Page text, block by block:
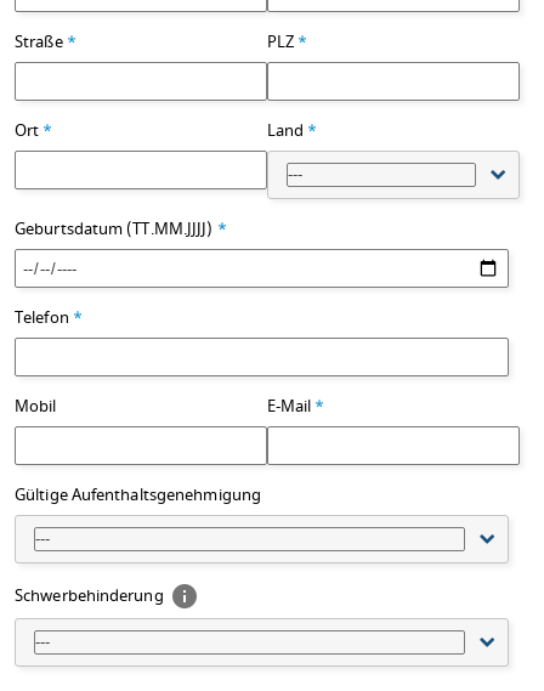
Straße * PLZ *
Ort * Land *
---
Geburtsdatum (TT.MM.JJJJ) *
Telefon *
Mobil E-Mail *
Gültige Aufenthaltsgenehmigung
---
Schwerbehinderung
---